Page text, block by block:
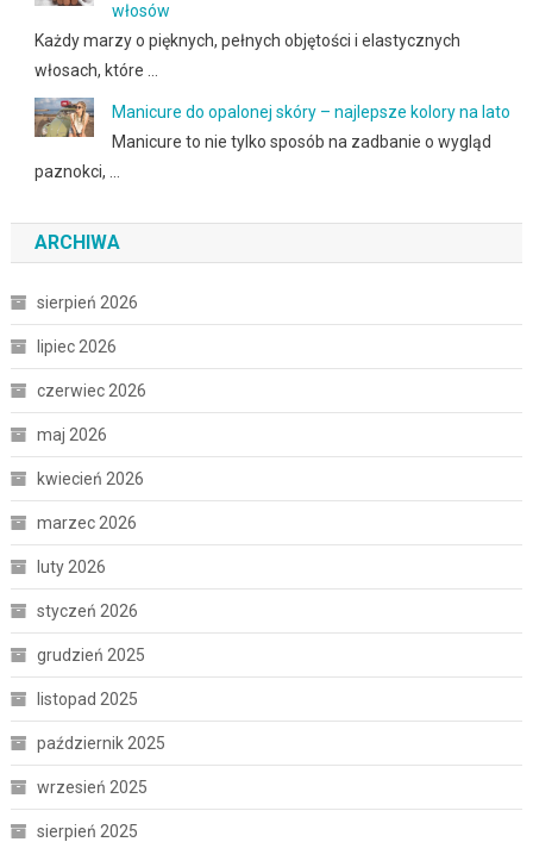
włosów
Każdy marzy o pięknych, pełnych objętości i elastycznych
włosach, które …
Manicure do opalonej skóry – najlepsze kolory na lato
Manicure to nie tylko sposób na zadbanie o wygląd
paznokci, …
ARCHIWA
sierpień 2026
lipiec 2026
czerwiec 2026
maj 2026
kwiecień 2026
marzec 2026
luty 2026
styczeń 2026
grudzień 2025
listopad 2025
październik 2025
wrzesień 2025
sierpień 2025